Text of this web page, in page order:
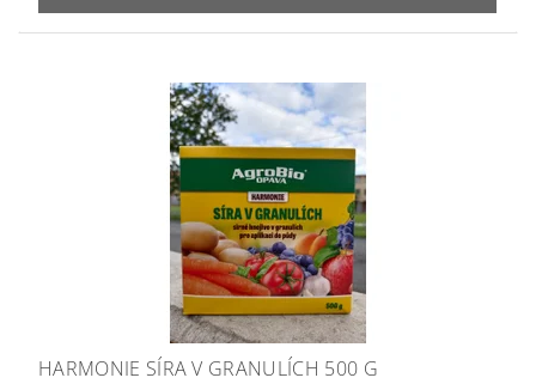
HARMONIE SÍRA V GRANULÍCH 500 G